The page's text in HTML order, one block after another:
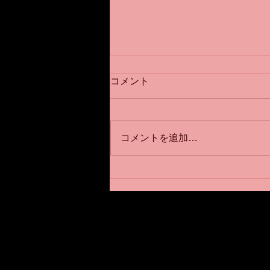
メッソド
コメント
コメントを追加…